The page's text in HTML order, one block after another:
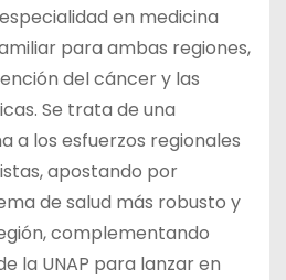
en medicina
para ambas regiones,
del cáncer y las
Se trata de una
a los esfuerzos regionales
apostando por
de salud más robusto y
complementando
la UNAP para lanzar en